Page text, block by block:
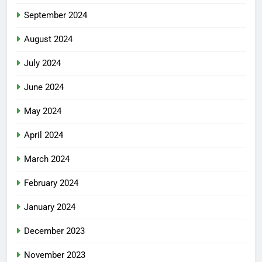
September 2024
August 2024
July 2024
June 2024
May 2024
April 2024
March 2024
February 2024
January 2024
December 2023
November 2023